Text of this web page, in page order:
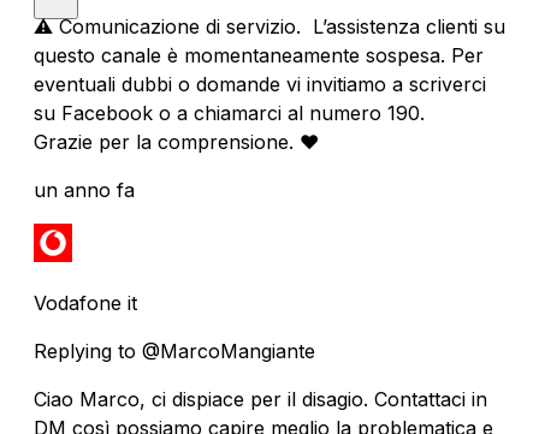
⚠️ Comunicazione di servizio. L’assistenza clienti su
questo canale è momentaneamente sospesa. Per
eventuali dubbi o domande vi invitiamo a scriverci
su Facebook o a chiamarci al numero 190.
Grazie per la comprensione. ❤️
un anno fa
Vodafone it
Replying to @MarcoMangiante
Ciao Marco, ci dispiace per il disagio. Contattaci in
DM così possiamo capire meglio la problematica e